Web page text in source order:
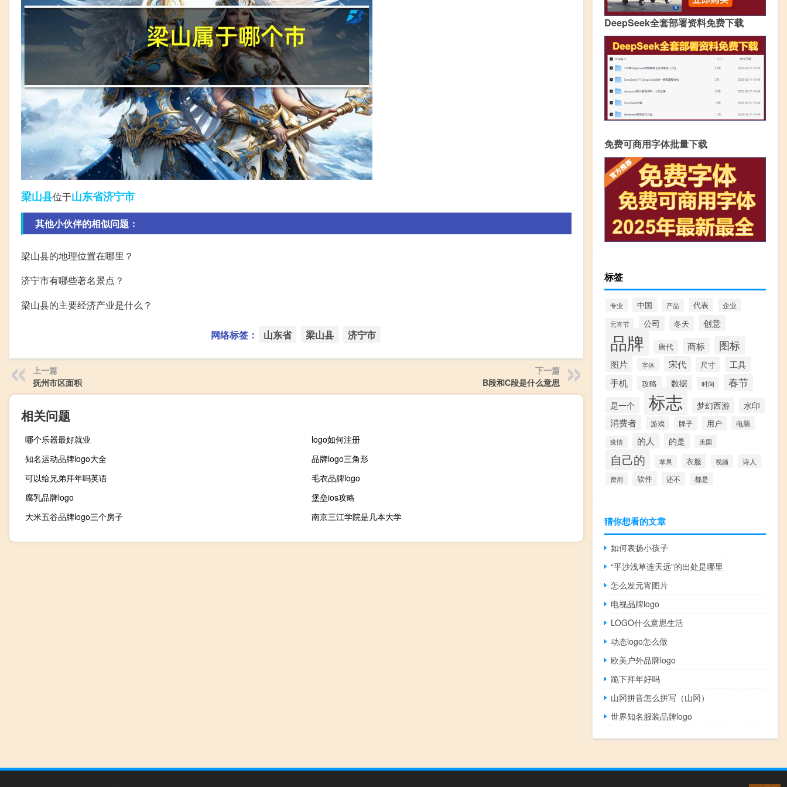
梁山县位于山东省济宁市
其他小伙伴的相似问题：
梁山县的地理位置在哪里？
济宁市有哪些著名景点？
梁山县的主要经济产业是什么？
网络标签： 山东省 梁山县 济宁市
上一篇
抚州市区面积
下一篇
B段和C段是什么意思
相关问题
哪个乐器最好就业
logo如何注册
知名运动品牌logo大全
品牌logo三角形
可以给兄弟拜年吗英语
毛衣品牌logo
腐乳品牌logo
堡垒ios攻略
大米五谷品牌logo三个房子
南京三江学院是几本大学
DeepSeek全套部署资料免费下载
免费可商用字体批量下载
标签
专业 中国 产品 代表 企业
元宵节 公司 冬天 创意
品牌 唐代 商标 图标
图片 字体 宋代 尺寸 工具
手机 攻略 数据 时间 春节
是一个 标志 梦幻西游 水印
消费者 游戏 牌子 用户 电脑
疫情 的人 的是 美国
自己的 苹果 衣服 视频 诗人
费用 软件 还不 都是
猜你想看的文章
如何表扬小孩子
“平沙浅草连天远”的出处是哪里
怎么发元宵图片
电视品牌logo
LOGO什么意思生活
动态logo怎么做
欧美户外品牌logo
跪下拜年好吗
山冈拼音怎么拼写（山冈）
世界知名服装品牌logo